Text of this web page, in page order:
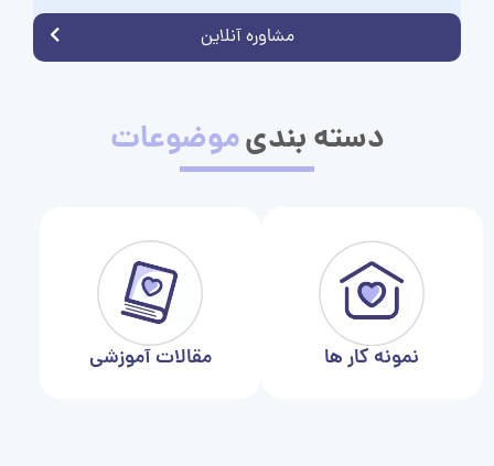
مشاوره آنلاین
دسته بندیموضوعات
نمونه کار ها مقالات آموزشی